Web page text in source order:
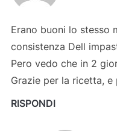
Erano buoni lo stesso
consistenza Dell
Pero vedo che in 2
Grazie per la ricetta,
RISPONDI